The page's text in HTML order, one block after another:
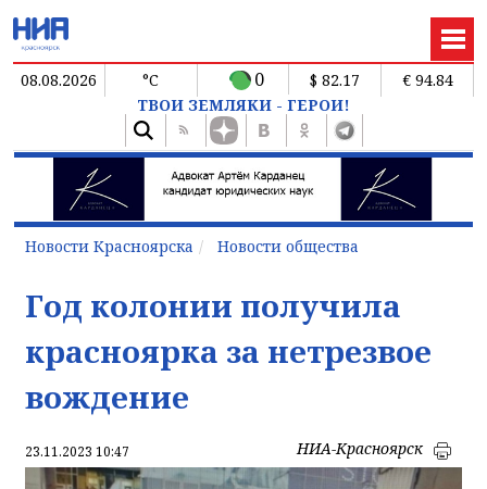
08.08.2026 °C 0 $ 82.17
€ 94.84
ТВОИ ЗЕМЛЯКИ - ГЕРОИ!
Новости Красноярска Новости общества
Год колонии получила
красноярка за нетрезвое
вождение
23.11.2023 10:47 НИА-Красноярск